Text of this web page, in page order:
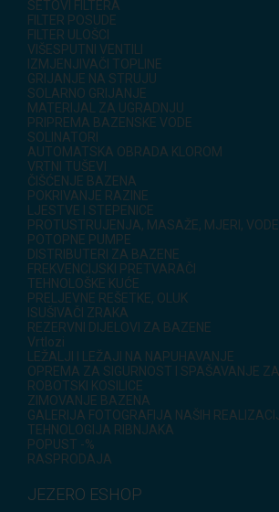
SETOVI FILTERA
FILTER POSUDE
FILTER ULOŠCI
VIŠESPUTNI VENTILI
IZMJENJIVAČI TOPLINE
GRIJANJE NA STRUJU
SOLARNO GRIJANJE
MATERIJAL ZA UGRADNJU
PRIPREMA BAZENSKE VODE
SOLINATORI
AUTOMATSKA OBRADA KLOROM
VRTNI TUŠEVI
ČIŠĆENJE BAZENA
POKRIVANJE RAZINE
LJESTVE I STEPENICE
PROTUSTRUJENJA, MASAŽE, MJERI,
POTOPNE PUMPE
DISTRIBUTERI ZA BAZENE
FREKVENCIJSKI PRETVARAČI
TEHNOLOŠKE KUĆE
PRELJEVNE REŠETKE, OLUK
ISUŠIVAČI ZRAKA
REZERVNI DIJELOVI ZA BAZENE
Vrtlozi
LEŽALJI I LEŽAJI NA NAPUHAVANJE
OPREMA ZA SIGURNOST I SPAŠAVANJE
ROBOTSKI KOSILICE
ZIMOVANJE BAZENA
GALERIJA FOTOGRAFIJA NAŠIH
TEHNOLOGIJA RIBNJAKA
POPUST -%
RASPRODAJA
JEZERO ESHOP